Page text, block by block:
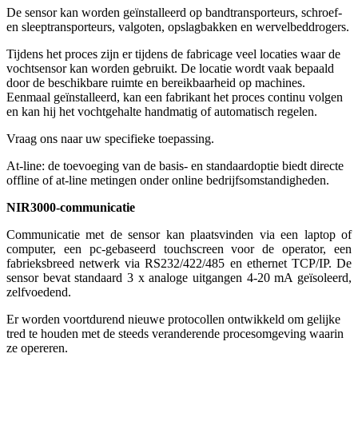
De sensor kan worden geïnstalleerd op bandtransporteurs, schroef-
en sleeptransporteurs, valgoten, opslagbakken en wervelbeddrogers.
Tijdens het proces zijn er tijdens de fabricage veel locaties waar de
vochtsensor kan worden gebruikt. De locatie wordt vaak bepaald
door de beschikbare ruimte en bereikbaarheid op machines.
Eenmaal geïnstalleerd, kan een fabrikant het proces continu volgen
en kan hij het vochtgehalte handmatig of automatisch regelen.
Vraag ons naar uw specifieke toepassing.
At-line: de toevoeging van de basis- en standaardoptie biedt directe
offline of at-line metingen onder online bedrijfsomstandigheden.
NIR3000-communicatie
Communicatie met de sensor kan plaatsvinden via een laptop of
computer, een pc-gebaseerd touchscreen voor de operator, een
fabrieksbreed netwerk via RS232/422/485 en ethernet TCP/IP. De
sensor bevat standaard 3 x analoge uitgangen 4-20 mA geïsoleerd,
zelfvoedend.
Er worden voortdurend nieuwe protocollen ontwikkeld om gelijke
tred te houden met de steeds veranderende procesomgeving waarin
ze opereren.